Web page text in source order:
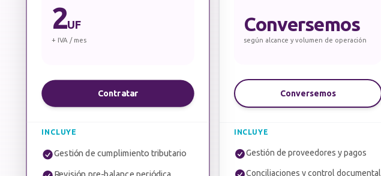
2UF
+ IVA / mes
Contratar
INCLUYE
Gestión de cumplimiento tributario
Conversemos
según alcance y volumen de operación
Conversemos
INCLUYE
Gestión de proveedores y pagos
Conciliaciones y control documental